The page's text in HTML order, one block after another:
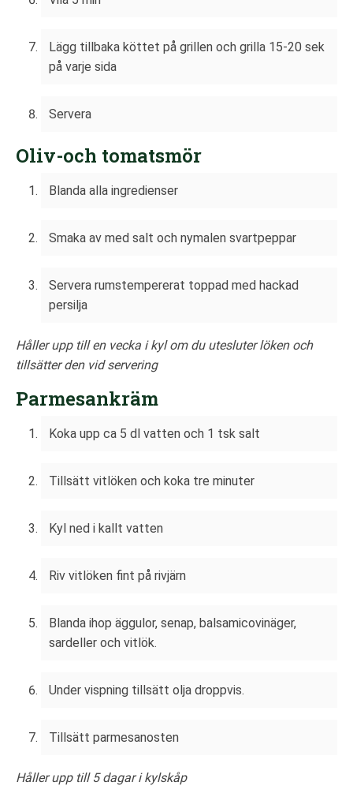
Lägg tillbaka köttet på grillen och grilla 15-20 sek
på varje sida
Servera
Oliv-och tomatsmör
Blanda alla ingredienser
Smaka av med salt och nymalen svartpeppar
Servera rumstempererat toppad med hackad
persilja
Håller upp till en vecka i kyl om du utesluter löken och
tillsätter den vid servering
Parmesankräm
Koka upp ca 5 dl vatten och 1 tsk salt
Tillsätt vitlöken och koka tre minuter
Kyl ned i kallt vatten
Riv vitlöken fint på rivjärn
Blanda ihop äggulor, senap, balsamicovinäger,
sardeller och vitlök.
Under vispning tillsätt olja droppvis.
Tillsätt parmesanosten
Håller upp till 5 dagar i kylskåp